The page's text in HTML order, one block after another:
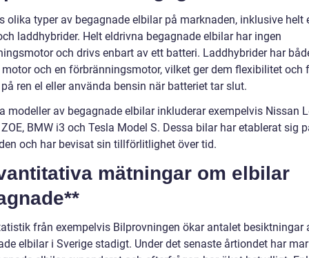
olika typer av begagnade elbilar på marknaden, inklusive helt
laddhybrider. Helt eldrivna begagnade elbilar har ingen
och drivs enbart av ett batteri. Laddhybrider har
motor och en förbränningsmotor, vilket ger dem flexibilitet och
ren el eller använda bensin när batteriet tar slut.
modeller av begagnade elbilar inkluderar exempelvis Nissan
BMW i3 och Tesla Model S. Dessa bilar har etablerat sig
och har bevisat sin tillförlitlighet över tid.
mätningar om elbilar
från exempelvis Bilprovningen ökar antalet besiktningar
elbilar i Sverige stadigt. Under det senaste årtiondet har